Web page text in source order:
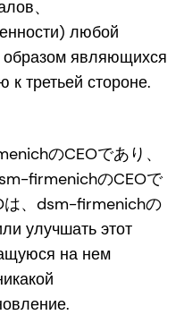
、
любой
являющихся
третьей стороне.
のCEOであり、
firmenichのCEOで
、dsm-firmenichの
улучшать этот
на нем